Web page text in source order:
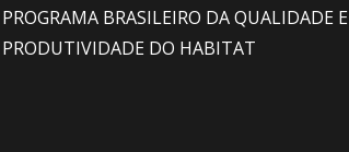
PROGRAMA BRASILEIRO DA QUALIDADE E
PRODUTIVIDADE DO HABITAT